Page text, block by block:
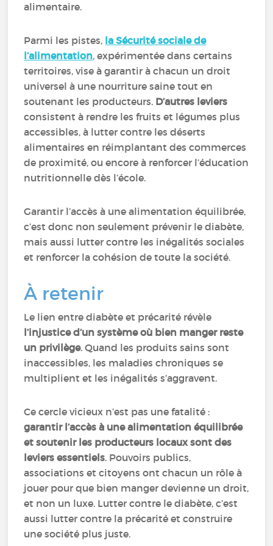
alimentaire.
Parmi les pistes, la Sécurité sociale de
l’alimentation, expérimentée dans certains
territoires, vise à garantir à chacun un droit
universel à une nourriture saine tout en
soutenant les producteurs. D’autres leviers
consistent à rendre les fruits et légumes plus
accessibles, à lutter contre les déserts
alimentaires en réimplantant des commerces
de proximité, ou encore à renforcer l’éducation
nutritionnelle dès l’école.
Garantir l’accès à une alimentation équilibrée,
c’est donc non seulement prévenir le diabète,
mais aussi lutter contre les inégalités sociales
et renforcer la cohésion de toute la société.
À retenir
Le lien entre diabète et précarité révèle
l’injustice d’un système où bien manger reste
un privilège. Quand les produits sains sont
inaccessibles, les maladies chroniques se
multiplient et les inégalités s’aggravent.
Ce cercle vicieux n’est pas une fatalité :
garantir l’accès à une alimentation équilibrée
et soutenir les producteurs locaux sont des
leviers essentiels. Pouvoirs publics,
associations et citoyens ont chacun un rôle à
jouer pour que bien manger devienne un droit,
et non un luxe. Lutter contre le diabète, c’est
aussi lutter contre la précarité et construire
une société plus juste.